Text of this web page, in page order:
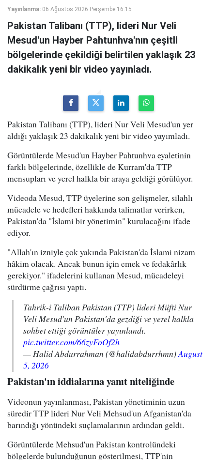
Yayınlanma: 06 Ağustos 2026 Perşembe 16:15
Pakistan Talibanı (TTP), lideri Nur Veli
Mesud'un Hayber Pahtunhva'nın çeşitli
bölgelerinde çekildiği belirtilen yaklaşık 23
dakikalık yeni bir video yayınladı.
Pakistan Talibanı (TTP), lideri Nur Veli Mesud'un yer
aldığı yaklaşık 23 dakikalık yeni bir video yayımladı.
Görüntülerde Mesud'un Hayber Pahtunhva eyaletinin
farklı bölgelerinde, özellikle de Kurram'da TTP
mensupları ve yerel halkla bir araya geldiği görülüyor.
Videoda Mesud, TTP üyelerine son gelişmeler, silahlı
mücadele ve hedefleri hakkında talimatlar verirken,
Pakistan'da "İslami bir yönetimin" kurulacağını ifade
ediyor.
"Allah'ın izniyle çok yakında Pakistan'da İslami nizam
hâkim olacak. Ancak bunun için emek ve fedakârlık
gerekiyor." ifadelerini kullanan Mesud, mücadeleyi
sürdürme çağrısı yaptı.
Tahrik-i Taliban Pakistan (TTP) lideri Müfti Nur
Veli Mesud'un Pakistan'da gezdiği ve yerel halkla
sohbet ettiği görüntüler yayınlandı.
pic.twitter.com/66zyFoOf2h
— Halid Abdurrahman (@halidabdurrhmn)August
5, 2026
Pakistan'ın iddialarına yanıt niteliğinde
Videonun yayınlanması, Pakistan yönetiminin uzun
süredir TTP lideri Nur Veli Mehsud'un Afganistan'da
barındığı yönündeki suçlamalarının ardından geldi.
Görüntülerde Mehsud'un Pakistan kontrolündeki
bölgelerde bulunduğunun gösterilmesi, TTP'nin